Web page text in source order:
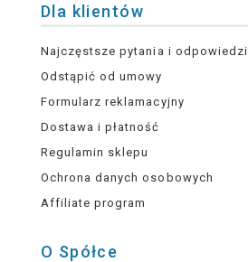
Dla klientów
Najczęstsze pytania i odpowiedzi
Odstąpić od umowy
Formularz reklamacyjny
Dostawa i płatność
Regulamin sklepu
Ochrona danych osobowych
Affiliate program
O Spółce